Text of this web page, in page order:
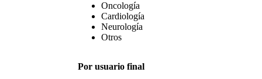
Oncología
Cardiología
Neurología
Otros
Por usuario final